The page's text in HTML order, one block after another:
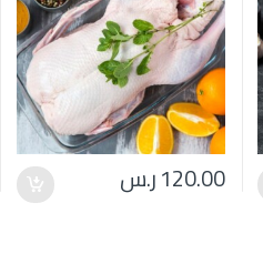
120.00ر.س